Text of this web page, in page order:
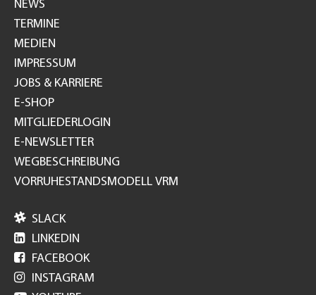
NEWS
TERMINE
MEDIEN
IMPRESSUM
JOBS & KARRIERE
E-SHOP
MITGLIEDERLOGIN
E-NEWSLETTER
WEGBESCHREIBUNG
VORRUHESTANDSMODELL VRM
 SLACK
 LINKEDIN
 FACEBOOK
 INSTAGRAM